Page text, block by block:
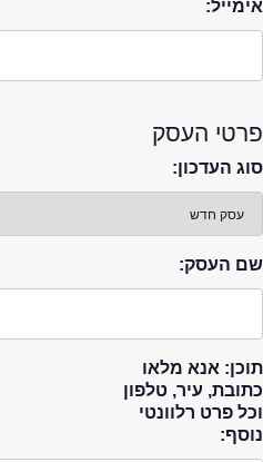
אימייל:
פרטי העסק
סוג העדכון:
שם העסק:
תוכן: אנא מלאו
כתובת, עיר, טלפון
וכל פרט רלוונטי
נוסף: